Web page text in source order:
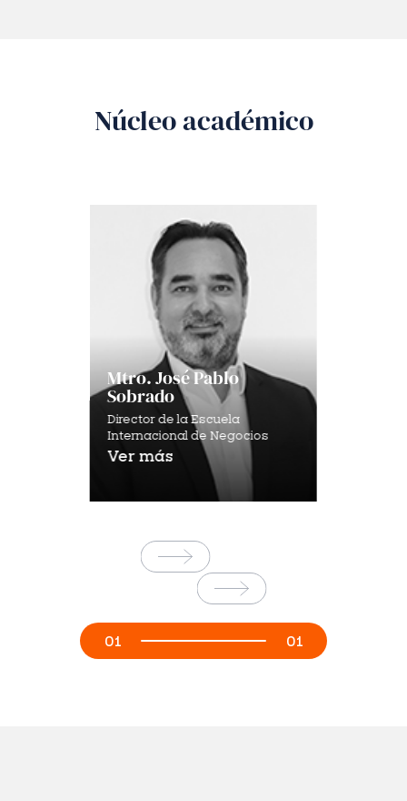
Núcleo académico
Mtro. José Pablo
Sobrado
Director de la Escuela
Internacional de Negocios
Ver más
01 01